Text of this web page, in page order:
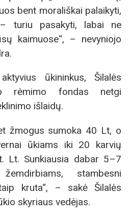
bent morališkai palaikyti,
turiu pasakyti, labai ne
kaimuose“, – nevyniojo
ūkininkus, Šilalės
rėmimo fondas netgi
išlaidų.
žmogus sumoka 40 Lt, o
ūkiams iki 20 karvių
Lt. Sunkiausia dabar 5–7
stambesni
kruta“, – sakė Šilalės
skyriaus vedėjas.